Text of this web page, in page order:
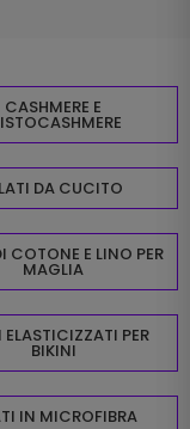
CASHMERE E
DA CUCITO
COTONE E LINO PER
MAGLIA
ELASTICIZZATI PER
BIKINI
IN MICROFIBRA